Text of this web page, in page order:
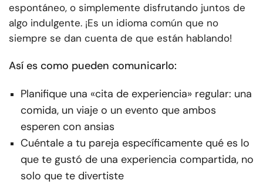
espontáneo, o simplemente disfrutando juntos de
algo indulgente. ¡Es un idioma común que no
siempre se dan cuenta de que están hablando!
Así es como pueden comunicarlo:
Planifique una «cita de experiencia» regular: una
comida, un viaje o un evento que ambos
esperen con ansias
Cuéntale a tu pareja específicamente qué es lo
que te gustó de una experiencia compartida, no
solo que te divertiste